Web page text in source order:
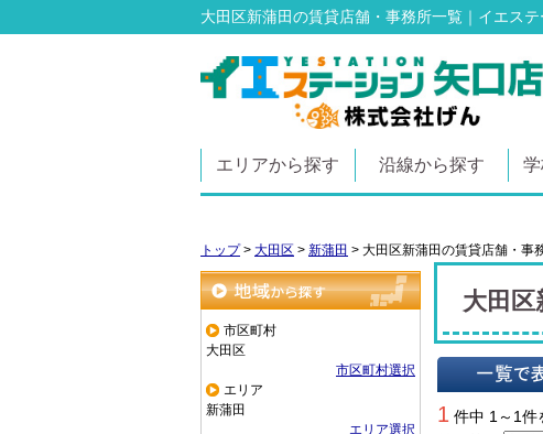
大田区新蒲田の賃貸店舗・事務所一覧｜イエス
エリアから探す 沿線から探す
トップ> 大田区 > 新蒲田 > 大田区新蒲田の賃貸店舗・事
地域から探す
市区町村
大田区
市区町村選択
エリア
新蒲田
エリア選択
大田区
1 件中 1～1件